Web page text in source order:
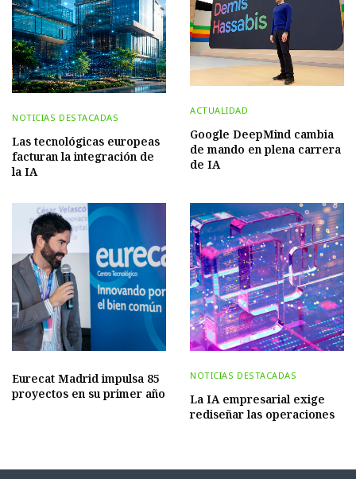
NOTICIAS DESTACADAS
Las tecnológicas europeas
facturan la integración de
la IA
ACTUALIDAD
Google DeepMind cambia
de mando en plena carrera
de IA
Eurecat Madrid impulsa 85
proyectos en su primer año
NOTICIAS DESTACADAS
La IA empresarial exige
rediseñar las operaciones